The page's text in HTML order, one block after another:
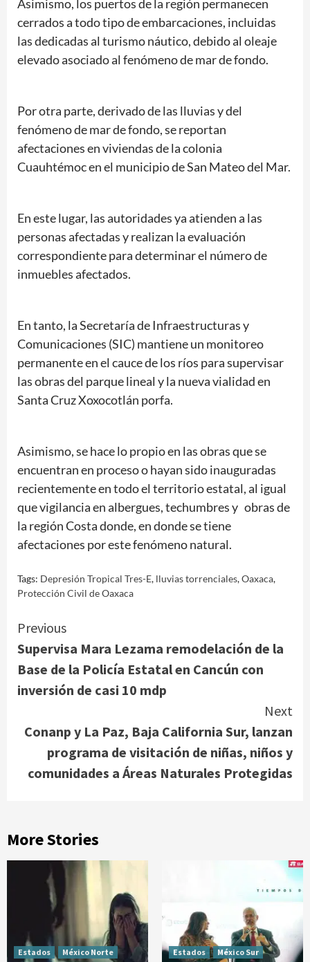
Asimismo, los puertos de la región permanecen
cerrados a todo tipo de embarcaciones, incluidas
las dedicadas al turismo náutico, debido al oleaje
elevado asociado al fenómeno de mar de fondo.
Por otra parte, derivado de las lluvias y del
fenómeno de mar de fondo, se reportan
afectaciones en viviendas de la colonia
Cuauhtémoc en el municipio de San Mateo del Mar.
En este lugar, las autoridades ya atienden a las
personas afectadas y realizan la evaluación
correspondiente para determinar el número de
inmuebles afectados.
En tanto, la Secretaría de Infraestructuras y
Comunicaciones (SIC) mantiene un monitoreo
permanente en el cauce de los ríos para supervisar
las obras del parque lineal y la nueva vialidad en
Santa Cruz Xoxocotlán porfa.
Asimismo, se hace lo propio en las obras que se
encuentran en proceso o hayan sido inauguradas
recientemente en todo el territorio estatal, al igual
que vigilancia en albergues, techumbres y obras de
la región Costa donde, en donde se tiene
afectaciones por este fenómeno natural.
Tags: Depresión Tropical Tres-E, lluvias torrenciales,Oaxaca,
Protección Civil de Oaxaca
Continue
Reading
Previous
Supervisa Mara Lezama remodelación de la
Base de la Policía Estatal en Cancún con
inversión de casi 10 mdp
Next
Conanp y La Paz, Baja California Sur, lanzan
programa de visitación de niñas, niños y
comunidades a Áreas Naturales Protegidas
More Stories
Estados
México Norte
Estados
México Sur